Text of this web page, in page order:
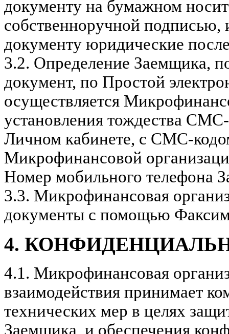
документу на бумажном
собственноручной
документу юридические
3.2. Определение Заемщика,
документ, по Простой
осуществляется
установления тождества
Личном кабинете, с СМС-
Микрофинансовой
Номер мобильного телефона
3.3. Микрофинансовая
документы с помощью
4.
4.1. Микрофинансовая
взаимодействия принимает
технических мер в целях
Заемщика, и обеспечения